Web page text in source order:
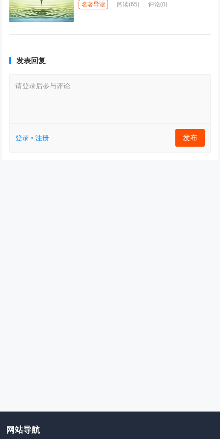
名著导读 阅读(65) 评论(0)
发表回复
请登录后参与评论...
登录 •注册 发布
网站导航